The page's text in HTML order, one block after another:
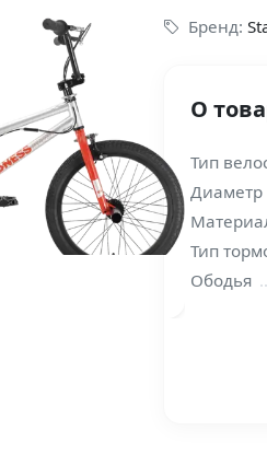
Бренд:
О
Тип
Диаметр
Тип
Ободья